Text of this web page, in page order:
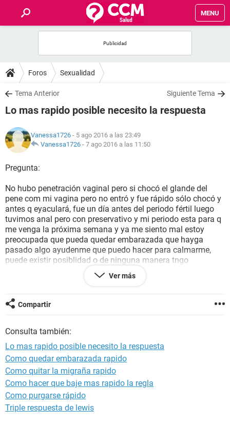
MENU
FOROS
SALUD
NUTRICIÓN
BIENESTAR
SEXUALIDAD
GLOSARIO
Foros Sexualidad
Tema Anterior Siguiente Tema
Lo mas rapido posible necesito la respuesta
Vanessa1726 - 5 ago 2016 a las 23:49
Vanessa1726 - 7 ago 2016 a las 11:50
Pregunta:
No hubo penetración vaginal pero si chocó el glande del
pene com mi vagina pero no entró y fue rápido sólo chocó y
antes q eyaculará, fue un día antes del periodo fértil luego
tuvimos anal pero con preservativo y mi periodo esta para q
me venga la próxima semana y ya me siento mal estoy
preocupada que pueda quedar embarazada que hayga
pasado algo ayudenme que puedo hacer para calmarme,
puede existir posiblidad o de ninguna manera tngo
problemas sobre esto no puedo comer ni estar bien esto y
nerviosa y muy ansiosa aún soy joven y no quiero embarazo
estoy asustada por el choque o algo? Porfavor ayudenme
urgente.
Ver más
Compartir
Consulta también:
Lo mas rapido posible necesito la respuesta
Como quedar embarazada rapido
Como quitar la migraña rapido
Como hacer que baje mas rapido la regla
Como purgarse rápido
Triple respuesta de lewis